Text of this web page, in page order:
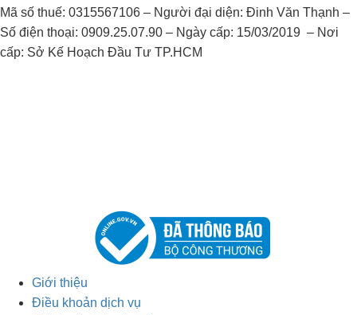
Mã số thuế: 0315567106 – Người đại diện: Đinh Văn Thạnh –
Số điện thoại: 0909.25.07.90 – Ngày cấp: 15/03/2019 – Nơi
cấp: Sở Kế Hoạch Đầu Tư TP.HCM
Giới thiệu
Điều khoản dịch vụ